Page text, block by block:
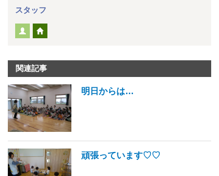
スタッフ
関連記事
明日からは…
頑張っています♡♡